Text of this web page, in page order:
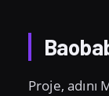
Proje, adını